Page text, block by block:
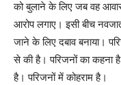
को बुलाने के लिए जब वह
आरोप लगाए। इसी बीच
जाने के लिए दबाव बनाया।
से की है। परिजनों का कहना
है। परिजनों में कोहराम है।